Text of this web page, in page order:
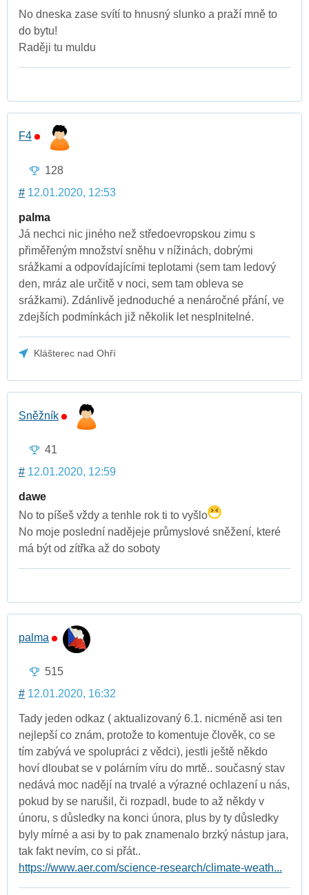
No dneska zase svítí to hnusný slunko a praží mně to
do bytu!
Raději tu muldu
F4
128
# 12.01.2020, 12:53
palma
Já nechci nic jiného než středoevropskou zimu s
přiměřeným množství sněhu v nížinách, dobrými
srážkami a odpovídajícími teplotami (sem tam ledový
den, mráz ale určitě v noci, sem tam obleva se
srážkami). Zdánlivě jednoduché a nenáročné přání, ve
zdejších podmínkách již několik let nesplnitelné.
Klášterec nad Ohří
Sněžník
41
# 12.01.2020, 12:59
dawe
No to píšeš vždy a tenhle rok ti to vyšlo
No moje poslední nadějeje průmyslové sněžení, které
má být od zítřka až do soboty
palma
515
# 12.01.2020, 16:32
Tady jeden odkaz ( aktualizovaný 6.1. nicméně asi ten
nejlepší co znám, protože to komentuje člověk, co se
tím zabývá ve spolupráci z vědci), jestli ještě někdo
hoví dloubat se v polárním víru do mrtě.. současný stav
nedává moc nadějí na trvalé a výrazné ochlazení u nás,
pokud by se narušil, či rozpadl, bude to až někdy v
únoru, s důsledky na konci února, plus by ty důsledky
byly mírné a asi by to pak znamenalo brzký nástup jara,
tak fakt nevím, co si přát..
https://www.aer.com/science-research/climate-weath...